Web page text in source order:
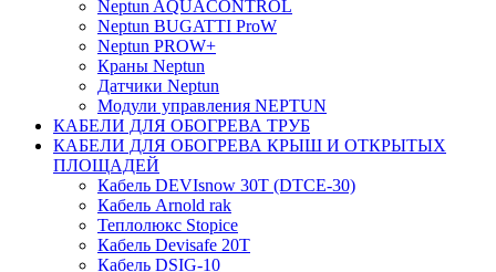
Neptun AQUACONTROL
Neptun BUGATTI ProW
Neptun PROW+
Краны Neptun
Датчики Neptun
Модули управления NEPTUN
КАБЕЛИ ДЛЯ ОБОГРЕВА ТРУБ
КАБЕЛИ ДЛЯ ОБОГРЕВА КРЫШ И ОТКРЫТЫХ
ПЛОЩАДЕЙ
Кабель DEVIsnow 30Т (DTCE-30)
Кабель Arnold rak
Теплолюкс Stopice
Кабель Devisafe 20T
Кабель DSIG-10